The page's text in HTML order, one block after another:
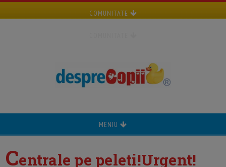
COMUNITATE
MENIU
Centrale pe peleti!Urgent!